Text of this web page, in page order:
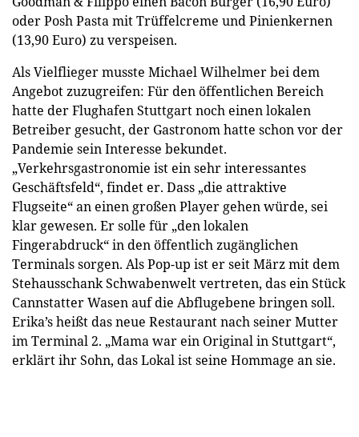
oder Posh Pasta mit Trüffelcreme und Pinienkernen
(13,90 Euro) zu verspeisen.
Als Vielflieger musste Michael Wilhelmer bei dem
Angebot zuzugreifen: Für den öffentlichen Bereich
hatte der Flughafen Stuttgart noch einen lokalen
Betreiber gesucht, der Gastronom hatte schon vor der
Pandemie sein Interesse bekundet.
„Verkehrsgastronomie ist ein sehr interessantes
Geschäftsfeld“, findet er. Dass „die attraktive
Flugseite“ an einen großen Player gehen würde, sei
klar gewesen. Er solle für „den lokalen
Fingerabdruck“ in den öffentlich zugänglichen
Terminals sorgen. Als Pop-up ist er seit März mit dem
Stehausschank Schwabenwelt vertreten, das ein Stück
Cannstatter Wasen auf die Abflugebene bringen soll.
Erika’s heißt das neue Restaurant nach seiner Mutter
im Terminal 2. „Mama war ein Original in Stuttgart“,
erklärt ihr Sohn, das Lokal ist seine Hommage an sie.